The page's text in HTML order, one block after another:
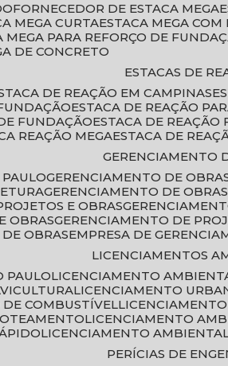
FORNECEDOR DE ESTACA MEGA
MEGA CURTA ESTACA MEGA
MEGA PARA REFORÇO DE
DE CONCRETO
ESTACAS DE
DE REAÇÃO EM CAMPINAS
ESTACA DE REAÇÃO
FUNDAÇÃO
ESTACA DE
REAÇÃO MEGA ESTACA DE
GERENCIAMENTO
PAULO
GERENCIAMENTO DE
GERENCIAMENTO DE
E OBRAS
OBRAS
GERENCIAMENTO DE
OBRAS
EMPRESA DE
LICENCIAMENTOS
PAULO LICENCIAMENTO
LICENCIAMENTO
COMBUSTÍVEL
LICENCIAMENTO
LICENCIAMENTO
PERÍCIAS DE